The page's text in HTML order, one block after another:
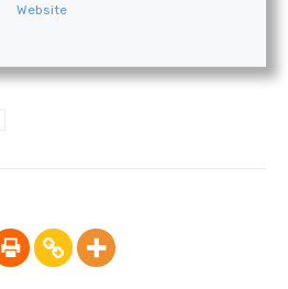
Website